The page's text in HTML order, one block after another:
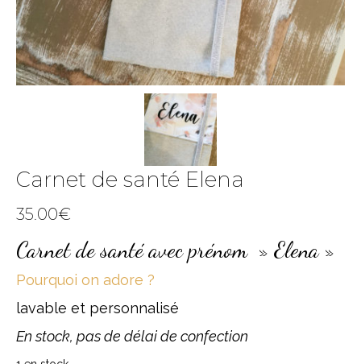
Carnet de santé Elena
35.00€
Carnet de santé avec prénom » Elena »
Pourquoi on adore ?
lavable et personnalisé
En stock, pas de délai de confection